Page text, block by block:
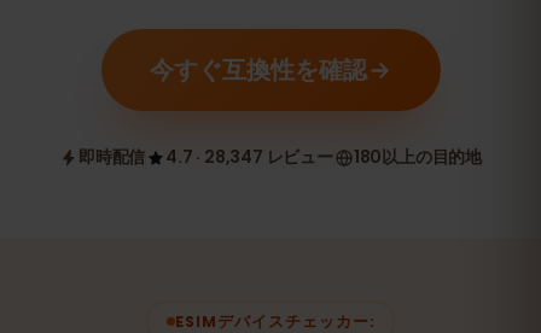
今すぐ互換性を確認
即時配信 4.7 · 28,347 レビュー 180以上の目的地
ESIMデバイスチェッカー: